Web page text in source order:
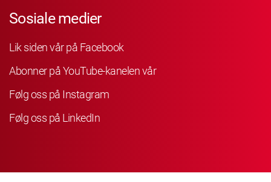
Sosiale medier
Lik siden vår på Facebook
Abonner på YouTube-kanelen vår
Følg oss på Instagram
Følg oss på LinkedIn